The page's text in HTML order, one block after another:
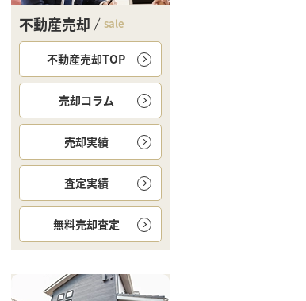
不動産売却 sale
不動産売却TOP
売却コラム
売却実績
査定実績
無料売却査定